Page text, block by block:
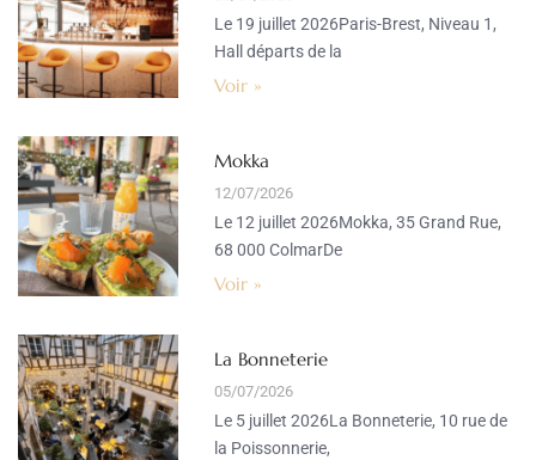
Le 19 juillet 2026Paris-Brest, Niveau 1,
Hall départs de la
Voir »
Mokka
12/07/2026
Le 12 juillet 2026Mokka, 35 Grand Rue,
68 000 ColmarDe
Voir »
La Bonneterie
05/07/2026
Le 5 juillet 2026La Bonneterie, 10 rue de
la Poissonnerie,